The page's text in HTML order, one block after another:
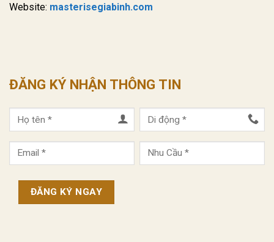
Website: masterisegiabinh.com
ĐĂNG KÝ NHẬN THÔNG TIN